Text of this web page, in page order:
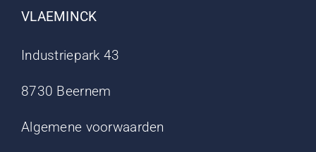
VLAEMINCK
Industriepark 43
8730 Beernem
Algemene voorwaarden